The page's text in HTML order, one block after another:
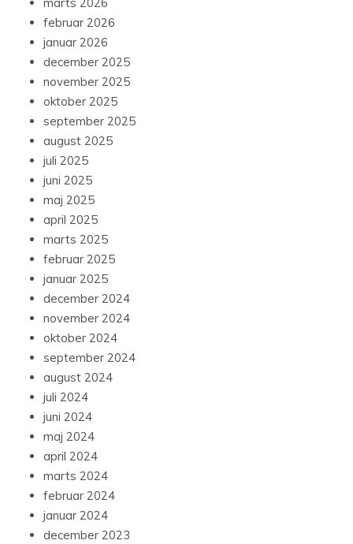
februar 2026
januar 2026
december 2025
november 2025
oktober 2025
september 2025
august 2025
juli 2025
juni 2025
maj 2025
april 2025
marts 2025
februar 2025
januar 2025
december 2024
november 2024
oktober 2024
september 2024
august 2024
juli 2024
juni 2024
maj 2024
april 2024
marts 2024
februar 2024
januar 2024
december 2023